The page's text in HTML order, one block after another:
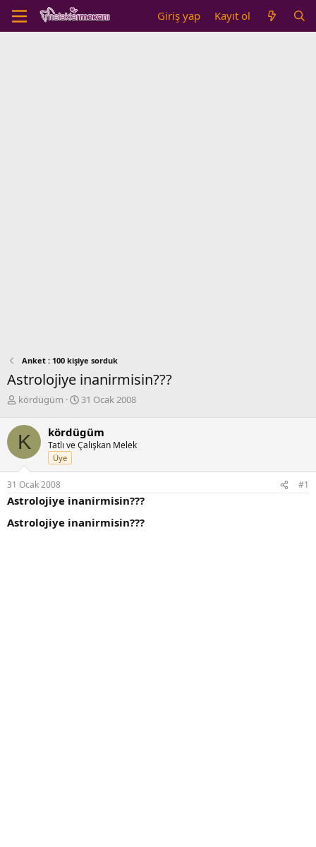
Giriş yap Kayıt ol
Anket : 100 kişiye sorduk
Astrolojiye inanirmisin???
K
n
b
u
y
u
b
a
l
kördügüm
B
l
a
g
ç
a
31 Ocak 2008
K kördügüm
Tatlı ve Çalışkan Melek
Üye
31 Ocak 2008 #1
Astrolojiye inanirmisin???
Astrolojiye inanirmisin???